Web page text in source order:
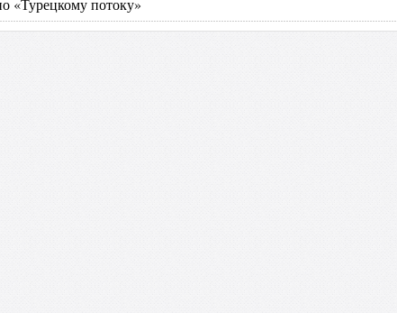
«Турецкому потоку»